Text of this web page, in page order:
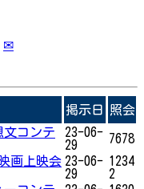
✉
掲示日 照会
文コンテ
23-06-
29
7678
画上映会 23-06-
29
1234
2